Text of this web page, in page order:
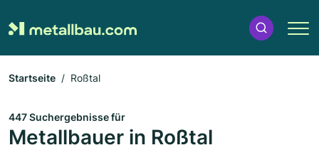
Startseite Roßtal
447 Suchergebnisse für
Metallbauer in Roßtal